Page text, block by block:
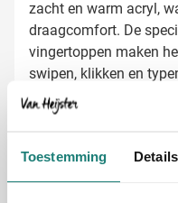
Toestemming Details
zacht en warm acryl,
draagcomfort. De
vingertoppen maken
swipen, klikken en
Of je nu snel een
wilt beantwoorden of
kou.
Handschoenen
deze handschoenen
cadeau: